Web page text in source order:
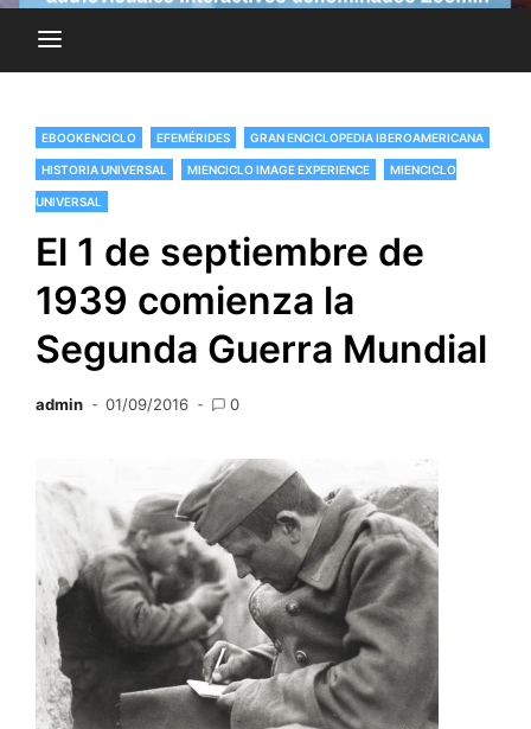
EBOOKENCICLO EFEMÉRIDES GRAN ENCICLOPEDIA IBEROAMERICANA
HISTORIA UNIVERSAL MIENCICLO IMAGE EXPERIENCE MIENCICLO
UNIVERSAL
El 1 de septiembre de
1939 comienza la
Segunda Guerra Mundial
admin 01/09/2016 0